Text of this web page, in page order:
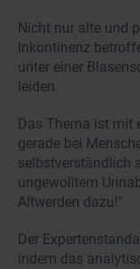
Nicht nur alte und
Inkontinenz
unter einer
leiden.
Das Thema ist mit
gerade bei
selbstverständlich
ungewolltem
Altwerden dazu!“
Der
indem das